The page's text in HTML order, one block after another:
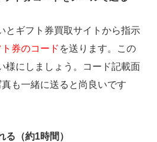
とギフト券買取サイトから指示
券のコード を送ります。この
様にしましょう。コード記載面
も一緒に送ると尚良いです
る（約1時間）